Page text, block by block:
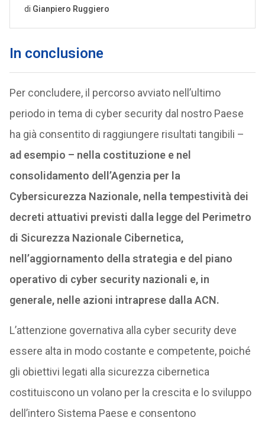
In conclusione
Per concludere, il percorso avviato nell’ultimo
periodo in tema di cyber security dal nostro Paese
ha già consentito di raggiungere risultati tangibili –
ad esempio – nella costituzione e nel
consolidamento dell’Agenzia per la
Cybersicurezza Nazionale, nella tempestività dei
decreti attuativi previsti dalla legge del Perimetro
di Sicurezza Nazionale Cibernetica,
nell’aggiornamento della strategia e del piano
operativo di cyber security nazionali e, in
generale, nelle azioni intraprese dalla ACN.
L’attenzione governativa alla cyber security deve
essere alta in modo costante e competente, poiché
gli obiettivi legati alla sicurezza cibernetica
costituiscono un volano per la crescita e lo sviluppo
dell’intero Sistema Paese e consentono